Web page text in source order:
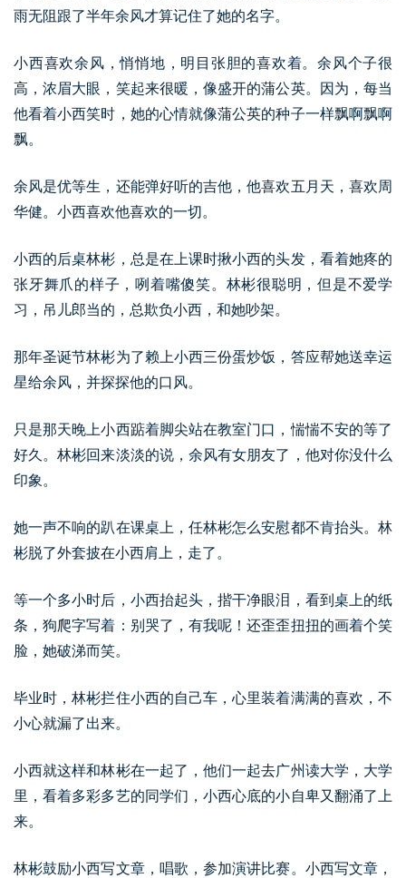
雨无阻跟了半年余风才算记住了她的名字。
小西喜欢余风，悄悄地，明目张胆的喜欢着。余风个子很
高，浓眉大眼，笑起来很暖，像盛开的蒲公英。因为，每当
他看着小西笑时，她的心情就像蒲公英的种子一样飘啊飘啊
飘。
余风是优等生，还能弹好听的吉他，他喜欢五月天，喜欢周
华健。小西喜欢他喜欢的一切。
小西的后桌林彬，总是在上课时揪小西的头发，看着她疼的
张牙舞爪的样子，咧着嘴傻笑。林彬很聪明，但是不爱学
习，吊儿郎当的，总欺负小西，和她吵架。
那年圣诞节林彬为了赖上小西三份蛋炒饭，答应帮她送幸运
星给余风，并探探他的口风。
只是那天晚上小西踮着脚尖站在教室门口，惴惴不安的等了
好久。林彬回来淡淡的说，余风有女朋友了，他对你没什么
印象。
她一声不响的趴在课桌上，任林彬怎么安慰都不肯抬头。林
彬脱了外套披在小西肩上，走了。
等一个多小时后，小西抬起头，揩干净眼泪，看到桌上的纸
条，狗爬字写着：别哭了，有我呢！还歪歪扭扭的画着个笑
脸，她破涕而笑。
毕业时，林彬拦住小西的自己车，心里装着满满的喜欢，不
小心就漏了出来。
小西就这样和林彬在一起了，他们一起去广州读大学，大学
里，看着多彩多艺的同学们，小西心底的小自卑又翻涌了上
来。
林彬鼓励小西写文章，唱歌，参加演讲比赛。小西写文章，